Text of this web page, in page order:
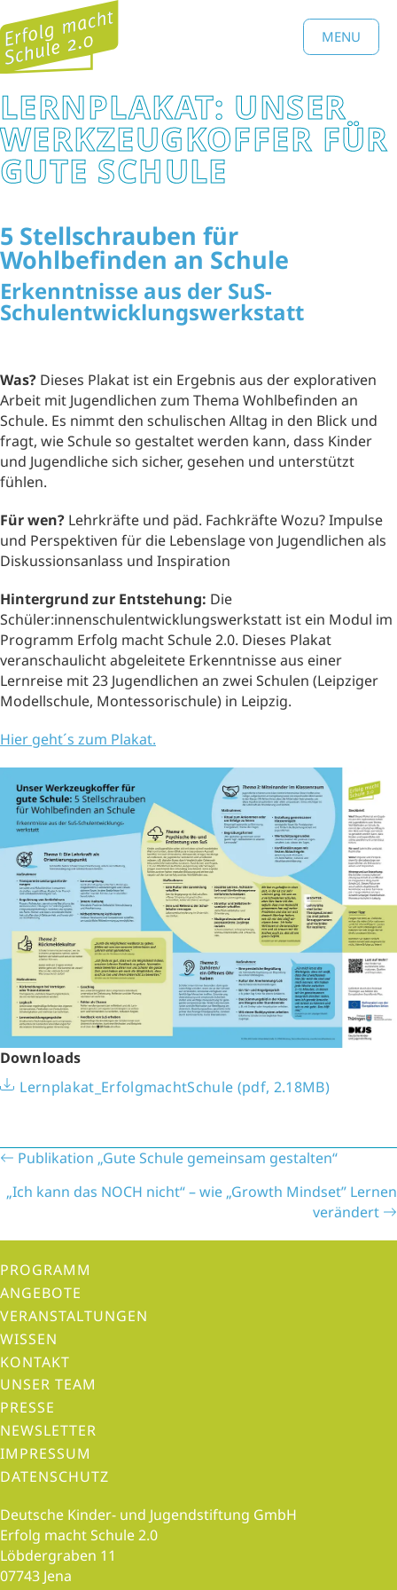
MENU
LERNPLAKAT: UNSER
WERKZEUGKOFFER FÜR
GUTE SCHULE
5 Stellschrauben für
Wohlbefinden an Schule
Erkenntnisse aus der SuS-
Schulentwicklungswerkstatt
Was? Dieses Plakat ist ein Ergebnis aus der explorativen
Arbeit mit Jugendlichen zum Thema Wohlbefinden an
Schule. Es nimmt den schulischen Alltag in den Blick und
fragt, wie Schule so gestaltet werden kann, dass Kinder
und Jugendliche sich sicher, gesehen und unterstützt
fühlen.
Für wen? Lehrkräfte und päd. Fachkräfte Wozu? Impulse
und Perspektiven für die Lebenslage von Jugendlichen als
Diskussionsanlass und Inspiration
Hintergrund zur Entstehung: Die
Schüler:innenschulentwicklungswerkstatt ist ein Modul im
Programm Erfolg macht Schule 2.0. Dieses Plakat
veranschaulicht abgeleitete Erkenntnisse aus einer
Lernreise mit 23 Jugendlichen an zwei Schulen (Leipziger
Modellschule, Montessorischule) in Leipzig.
Hier geht´s zum Plakat.
Downloads
Lernplakat_ErfolgmachtSchule (pdf, 2.18MB)
P
o
s
t
s
n
a
v
i
g
a
t
i
o
Publikation „Gute Schule gemeinsam gestalten“
„Ich kann das NOCH nicht“ – wie „Growth Mindset” Lernen
verändert
PROGRAMM
ANGEBOTE
VERANSTALTUNGEN
WISSEN
KONTAKT
UNSER TEAM
PRESSE
NEWSLETTER
IMPRESSUM
DATENSCHUTZ
Deutsche Kinder- und Jugendstiftung GmbH
Erfolg macht Schule 2.0
Löbdergraben 11
07743 Jena